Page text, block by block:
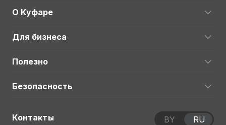
О Куфаре
Для бизнеса
Полезно
Безопасность
Контакты BY RU